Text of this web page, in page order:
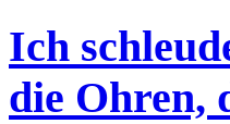
Ich
die Ohren,